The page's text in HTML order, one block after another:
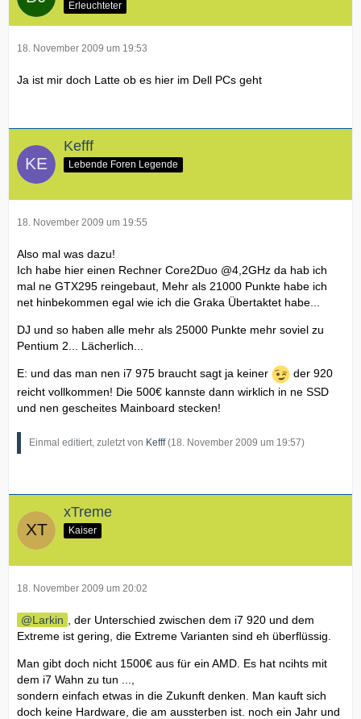
Erleuchteter
18. November 2009 um 19:53
Ja ist mir doch Latte ob es hier im Dell PCs geht
Kefff
Lebende Foren Legende
18. November 2009 um 19:55
Also mal was dazu!
Ich habe hier einen Rechner Core2Duo @4,2GHz da hab ich
mal ne GTX295 reingebaut, Mehr als 21000 Punkte habe ich
net hinbekommen egal wie ich die Graka Übertaktet habe...
DJ und so haben alle mehr als 25000 Punkte mehr soviel zu
Pentium 2... Lächerlich...
E: und das man nen i7 975 braucht sagt ja keiner
der 920
reicht vollkommen! Die 500€ kannste dann wirklich in ne SSD
und nen gescheites Mainboard stecken!
Einmal editiert, zuletzt von Kefff(18. November 2009 um 19:57)
xTreme
Kaiser
18. November 2009 um 20:02
Larkin
, der Unterschied zwischen dem i7 920 und dem
Extreme ist gering, die Extreme Varianten sind eh überflüssig.
Man gibt doch nicht 1500€ aus für ein AMD. Es hat ncihts mit
dem i7 Wahn zu tun ...,
sondern einfach etwas in die Zukunft denken. Man kauft sich
doch keine Hardware, die am aussterben ist. noch ein Jahr und